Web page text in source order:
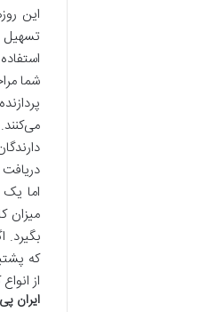
این
تسهیل
شما
اما
میزان
بگیرد.
که
از
ایران